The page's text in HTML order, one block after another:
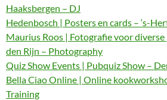
Haaksbergen – DJ
Hedenbosch | Posters en cards – ‘s-
Maurius Roos | Fotografie voor
den Rijn – Photography
Quiz Show Events | Pubquiz Show –
Bella Ciao Online | Online
Training